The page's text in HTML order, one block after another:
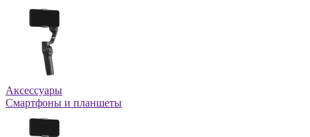
Аксессуары
Смартфоны и планшеты